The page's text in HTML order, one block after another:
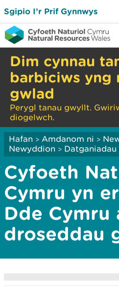
Sgipio I’r Prif Gynnwys
Dim cynnau
barbiciws yng
gwlad
Perygl tanau gwyllt.
diogelwch.
Hafan > Amdanom ni >
Newyddion >
Cyfoeth
Cymru yn
Dde Cymru
droseddau